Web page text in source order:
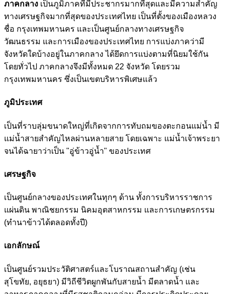
ภาคกลาง เป็นภูมิภาคที่มีประชากรมากที่สุดและมีความสำคัญ
ทางเศรษฐกิจมากที่สุดของประเทศไทย เป็นที่ตั้งของเมืองหลวง
ชื่อ กรุงเทพมหานคร และเป็นศูนย์กลางทางเศรษฐกิจ
วัฒนธรรม และการเมืองของประเทศไทย การแบ่งภาคว่ามี
จังหวัดใดบ้างอยู่ในภาคกลาง ได้ยึดการแบ่งตามที่นิยมใช้กัน
โดยทั่วไป ภาคกลางจึงมีทั้งหมด 22 จังหวัด โดยรวม
กรุงเทพมหานคร ซึ่งเป็นเขตบริหารพิเศษแล้ว
ภูมิประเทศ
เป็นที่ราบลุ่มขนาดใหญ่ที่เกิดจากการทับถมของตะกอนแม่น้ำ มี
แม่น้ำสายสำคัญไหลผ่านหลายสาย โดยเฉพาะ แม่น้ำเจ้าพระยา
จนได้ฉายาว่าเป็น "อู่ข้าวอู่น้ำ" ของประเทศ
เศรษฐกิจ
เป็นศูนย์กลางของประเทศในทุกๆ ด้าน ทั้งการบริหารราชการ
แผ่นดิน พาณิชยกรรม นิคมอุตสาหกรรม และการเกษตรกรรม
(ทำนาข้าวได้ตลอดทั้งปี)
เอกลักษณ์
เป็นศูนย์รวมประวัติศาสตร์และโบราณสถานสำคัญ (เช่น
สุโขทัย, อยุธยา) มีวิถีชีวิตผูกพันกับสายน้ำ มีตลาดน้ำ และ